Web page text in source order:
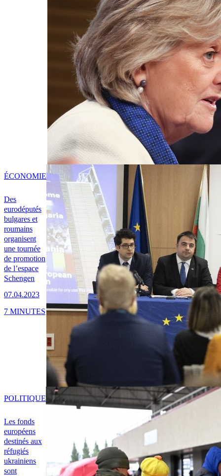
Des
eurodéputés
bulgares et
roumains
organisent
une tournée
de promotion
de l’espace
Schengen
07.04.2023
ÉCONOMIE
7 MINUTES
Les fonds
européens
destinés aux
réfugiés
ukrainiens
sont
POLITIQUE